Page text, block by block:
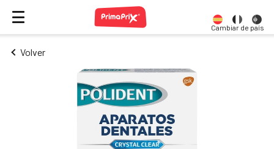
Cambiar de país
Volver